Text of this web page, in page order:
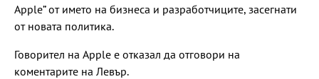
Apple” от името на бизнеса и разработчиците, засегнати
от новата политика.
Говорител на Apple е отказал да отговори на
коментарите на Левър.